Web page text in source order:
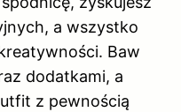
a wszystko
Baw
dodatkami, a
z pewnością